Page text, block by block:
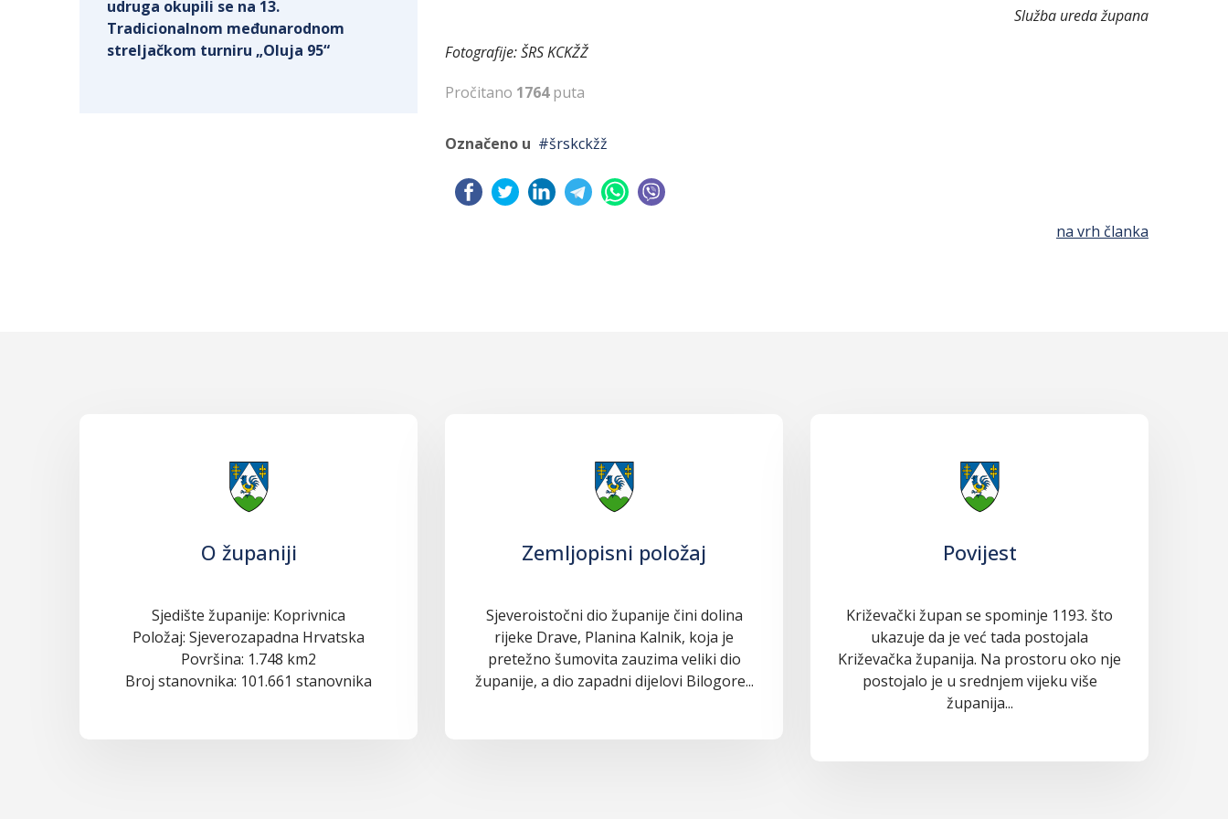
udruga okupili se na 13.
Tradicionalnom međunarodnom
streljačkom turniru „Oluja 95“
Služba ureda župana
Fotografije: ŠRS KCKŽŽ
Pročitano 1764puta
Označeno u šrskckžž
na vrh članka
O županiji
Sjedište županije: Koprivnica
Položaj: Sjeverozapadna Hrvatska
Površina: 1.748 km2
Broj stanovnika: 101.661 stanovnika
Zemljopisni položaj
Sjeveroistočni dio županije čini dolina
rijeke Drave, Planina Kalnik, koja je
pretežno šumovita zauzima veliki dio
županije, a dio zapadni dijelovi Bilogore...
Povijest
Križevački župan se spominje 1193. što
ukazuje da je već tada postojala
Križevačka županija. Na prostoru oko nje
postojalo je u srednjem vijeku više
županija...